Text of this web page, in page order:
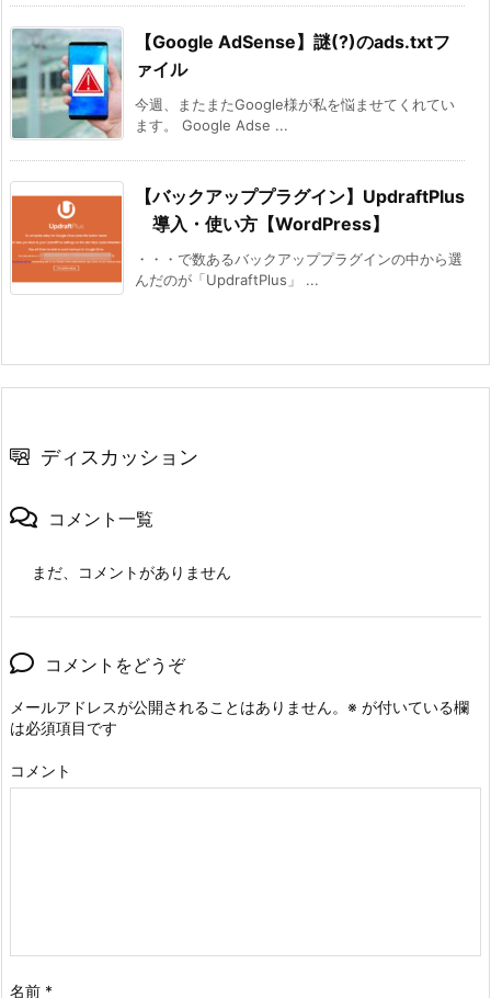
【Google AdSense】謎(?)のads.txtフ
ァイル
今週、またまたGoogle様が私を悩ませてくれてい
ます。 Google Adse ...
【バックアッププラグイン】UpdraftPlus
導入・使い方【WordPress】
・・・で数あるバックアッププラグインの中から選
んだのが「UpdraftPlus」 ...
ディスカッション
コメント一覧
まだ、コメントがありません
コメントをどうぞ
メールアドレスが公開されることはありません。 ※ が付いている欄
は必須項目です
コメント
名前 *